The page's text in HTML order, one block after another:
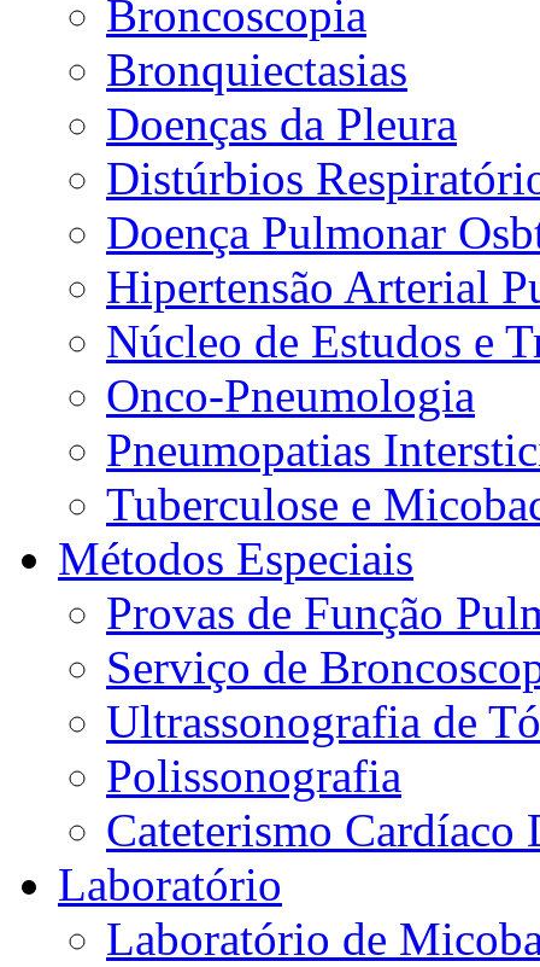
Broncoscopia
Bronquiectasias
Doenças da Pleura
Distúrbios
Doença Pulmonar
Hipertensão Arterial
Núcleo de Estudos e
Onco-Pneumologia
Pneumopatias
Tuberculose e
Métodos Especiais
Provas de Função
Serviço de
Ultrassonografia de
Polissonografia
Cateterismo Cardíaco
Laboratório
Laboratório de